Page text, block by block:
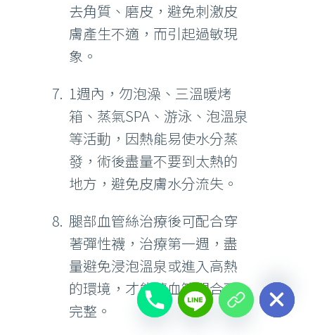
去角質、磨皮，避免刺激皮
膚產生不適，而引起過敏現
象。
1週內，勿泡澡、三溫暖烤
箱、蒸氣SPA、游泳、泡溫泉
等活動，因熱能易使水分蒸
發，術後盡量不要到太熱的
地方，避免皮膚水分流失。
腿部血管絲治療後可配合穿
著彈性襪，治療第一週，盡
量避免浸泡溫泉或進入高熱
的環境，才能讓血管閉合更
完整。